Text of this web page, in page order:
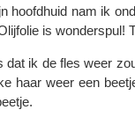
nam ik
is wonderspul!
ik de fles weer
weer een